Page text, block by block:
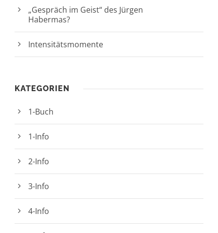
„Gespräch im Geist“ des Jürgen
Habermas?
Intensitätsmomente
KATEGORIEN
1-Buch
1-Info
2-Info
3-Info
4-Info